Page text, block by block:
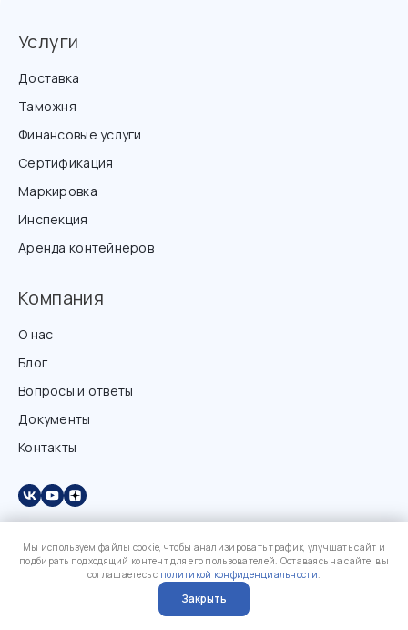
Услуги
Доставка
Таможня
Финансовые услуги
Сертификация
Маркировка
Инспекция
Аренда контейнеров
Компания
О нас
Блог
Вопросы и ответы
Документы
Контакты
Мы используем файлы cookie, чтобы анализировать трафик, улучшать сайт и
подбирать подходящий контент для его пользователей. Оставаясь на сайте, вы
соглашаетесь с политикой конфиденциальности.
Закрыть